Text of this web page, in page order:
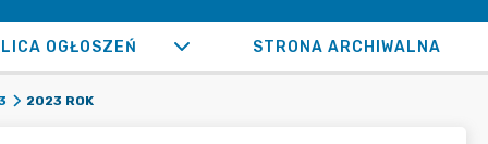
OGŁOSZEŃ STRONA ARCHIWALNA
2023 ROK